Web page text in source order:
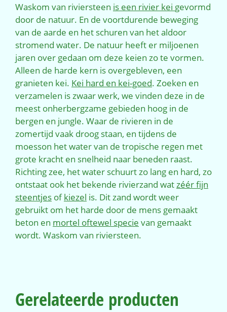
Waskom van riviersteen is een rivier kei gevormd
door de natuur. En de voortdurende beweging
van de aarde en het schuren van het aldoor
stromend water. De natuur heeft er miljoenen
jaren over gedaan om deze keien zo te vormen.
Alleen de harde kern is overgebleven, een
granieten kei. Kei hard en kei-goed. Zoeken en
verzamelen is zwaar werk, we vinden deze in de
meest onherbergzame gebieden hoog in de
bergen en jungle. Waar de rivieren in de
zomertijd vaak droog staan, en tijdens de
moesson het water van de tropische regen met
grote kracht en snelheid naar beneden raast.
Richting zee, het water schuurt zo lang en hard, zo
ontstaat ook het bekende rivierzand watzéér fijn
steentjes ofkiezel is. Dit zand wordt weer
gebruikt om het harde door de mens gemaakt
beton en mortel oftewel specie van gemaakt
wordt. Waskom van riviersteen.
Gerelateerde producten